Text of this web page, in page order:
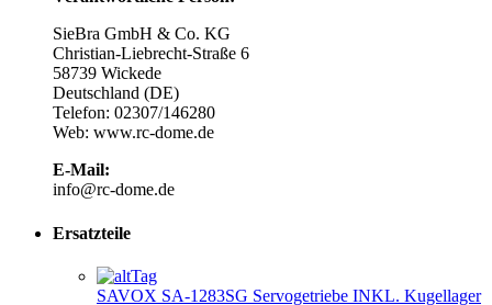
SieBra GmbH & Co. KG
Christian-Liebrecht-Straße 6
58739 Wickede
Deutschland (DE)
Telefon: 02307/146280
Web: www.rc-dome.de
E-Mail:
info@rc-dome.de
Ersatzteile
SAVOX SA-1283SG Servogetriebe INKL. Kugellager